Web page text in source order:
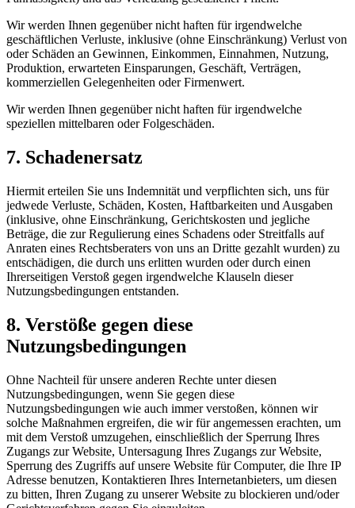
Wir werden Ihnen gegenüber nicht haften für irgendwelche
geschäftlichen Verluste, inklusive (ohne Einschränkung) Verlust von
oder Schäden an Gewinnen, Einkommen, Einnahmen, Nutzung,
Produktion, erwarteten Einsparungen, Geschäft, Verträgen,
kommerziellen Gelegenheiten oder Firmenwert.
Wir werden Ihnen gegenüber nicht haften für irgendwelche
speziellen mittelbaren oder Folgeschäden.
7. Schadenersatz
Hiermit erteilen Sie uns Indemnität und verpflichten sich, uns für
jedwede Verluste, Schäden, Kosten, Haftbarkeiten und Ausgaben
(inklusive, ohne Einschränkung, Gerichtskosten und jegliche
Beträge, die zur Regulierung eines Schadens oder Streitfalls auf
Anraten eines Rechtsberaters von uns an Dritte gezahlt wurden) zu
entschädigen, die durch uns erlitten wurden oder durch einen
Ihrerseitigen Verstoß gegen irgendwelche Klauseln dieser
Nutzungsbedingungen entstanden.
8. Verstöße gegen diese
Nutzungsbedingungen
Ohne Nachteil für unsere anderen Rechte unter diesen
Nutzungsbedingungen, wenn Sie gegen diese
Nutzungsbedingungen wie auch immer verstoßen, können wir
solche Maßnahmen ergreifen, die wir für angemessen erachten, um
mit dem Verstoß umzugehen, einschließlich der Sperrung Ihres
Zugangs zur Website, Untersagung Ihres Zugangs zur Website,
Sperrung des Zugriffs auf unsere Website für Computer, die Ihre IP
Adresse benutzen, Kontaktieren Ihres Internetanbieters, um diesen
zu bitten, Ihren Zugang zu unserer Website zu blockieren und/oder